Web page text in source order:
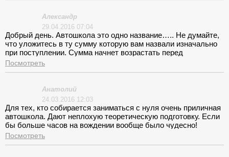
Александр
29.04.2016 07:04
Добрый день. Автошкола это одно название….. Не думайте,
что уложитесь в ту сумму которую вам назвали изначально
при поступлении. Сумма начнет возрастать перед
экзаменом. Поэтому сразу умножайте на два. Вождение как
оказалось нулевое- инструктор нечего не объясняет, всего 4
ровно на свои знание и умение правильно и безопасно
ездить то вам однозначно не сюда .А хотите действительно
выучиться, подыщите себе какую не будь другую
Автошколу!!!!
Посмотреть
Анатолий
24.03.2016 12:03
Для тех, кто собирается заниматься с нуля очень приличная
автошкола. Дают неплохую теоретическую подготовку. Если
бы больше часов на вождении вообще было чудесно!
Считаю, что автошкола на четверочку, есть куда расти.
Посмотреть